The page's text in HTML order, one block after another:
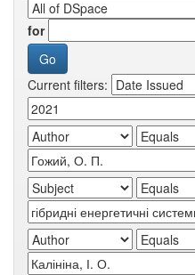
for
Current filters: